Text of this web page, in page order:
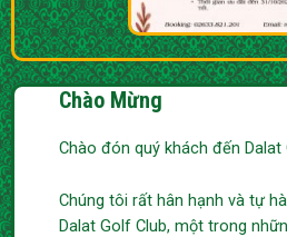
Chào Mừng
Chào đón quý khách đến Dalat
Chúng tôi rất hân hạnh và tự
Dalat Golf Club, một trong